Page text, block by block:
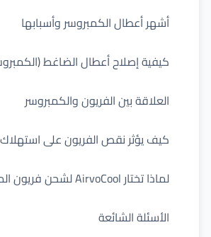
أشهر أعطال الكمبروسر وأسبابها
كيفية إصلاح أعطال الضاغط
العلاقة بين الفريون والكمبروسر
كيف يؤثر نقص الفريون على استهلاك
لماذا تختار AirvoCool لشحن فريون المكيف بالرياض
الأسئلة الشائعة